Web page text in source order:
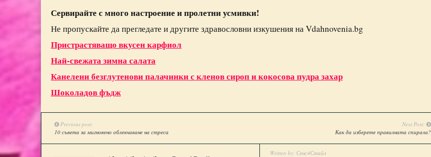
Сервирайте с много настроение и пролетни усмивки!
Не пропускайте да прегледате и другите здравословни изкушения на Vdahnovenia.bg
Пристрастяващо вкусен карфиол
Най-свежата зимна салата
Канелени безглутенови палачинки с кленов сироп и кокосова пудра захар
Шоколадов фъдж
Previous post:
10 съвета за мигновено облекчаване на стреса
Next Post:
Как да изберете правилната спирала?
Written by: Сенс4Стайл